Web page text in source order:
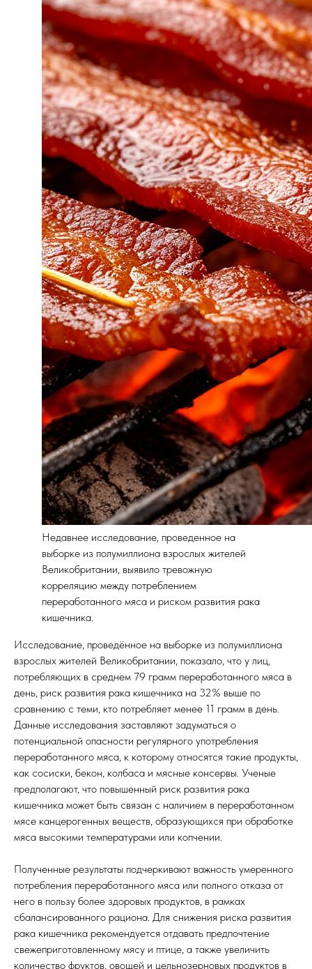
Недавнее исследование, проведенное на
выборке из полумиллиона взрослых жителей
Великобритании, выявило тревожную
корреляцию между потреблением
переработанного мяса и риском развития рака
кишечника.
Исследование, проведённое на выборке из полумиллиона
взрослых жителей Великобритании, показало, что у лиц,
потребляющих в среднем 79 грамм переработанного мяса в
день, риск развития рака кишечника на 32% выше по
сравнению с теми, кто потребляет менее 11 грамм в день.
Данные исследования заставляют задуматься о
потенциальной опасности регулярного употребления
переработанного мяса, к которому относятся такие продукты,
как сосиски, бекон, колбаса и мясные консервы. Ученые
предполагают, что повышенный риск развития рака
кишечника может быть связан с наличием в переработанном
мясе канцерогенных веществ, образующихся при обработке
мяса высокими температурами или копчении.
Полученные результаты подчеркивают важность умеренного
потребления переработанного мяса или полного отказа от
него в пользу более здоровых продуктов, в рамках
сбалансированного рациона. Для снижения риска развития
рака кишечника рекомендуется отдавать предпочтение
свежеприготовленному мясу и птице, а также увеличить
количество фруктов, овощей и цельнозерновых продуктов в